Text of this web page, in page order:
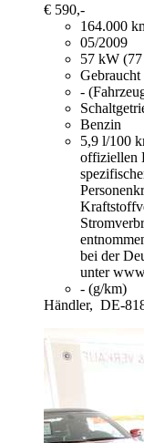
€ 590,-
164.000
05/2009
57 kW (77
Gebraucht
-
Benzin
5,9 l/100
offiziellen
bei der
unter
- (g/km)
Händler, DE-